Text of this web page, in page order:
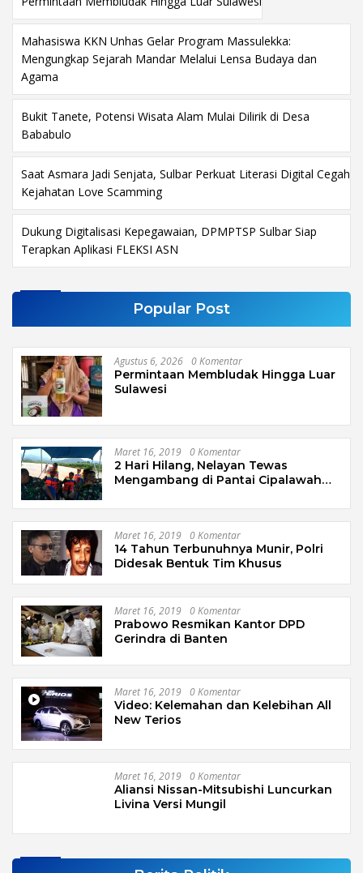
Mahasiswa KKN Unhas Gelar Program Massulekka:
Mengungkap Sejarah Mandar Melalui Lensa Budaya dan
Agama
Bukit Tanete, Potensi Wisata Alam Mulai Dilirik di Desa
Bababulo
Saat Asmara Jadi Senjata, Sulbar Perkuat Literasi Digital Cegah
Kejahatan Love Scamming
Dukung Digitalisasi Kepegawaian, DPMPTSP Sulbar Siap
Terapkan Aplikasi FLEKSI ASN
Popular Post
Agustus 6, 2026 0 Komentar
Permintaan Membludak Hingga Luar
Sulawesi
Maret 16, 2019 0 Komentar
2 Hari Hilang, Nelayan Tewas
Mengambang di Pantai Cipalawah
Maret 16, 2019 0 Komentar
14 Tahun Terbunuhnya Munir, Polri
Didesak Bentuk Tim Khusus
Maret 16, 2019 0 Komentar
Prabowo Resmikan Kantor DPD
Gerindra di Banten
Maret 16, 2019 0 Komentar
Video: Kelemahan dan Kelebihan All
New Terios
Maret 16, 2019 0 Komentar
Aliansi Nissan-Mitsubishi Luncurkan
Livina Versi Mungil